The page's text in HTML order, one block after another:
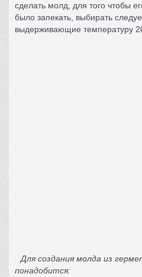
сделать молд, для того чтобы
было запекать, выбирать
выдерживающие температуру
Для создания молда из
понадобится: